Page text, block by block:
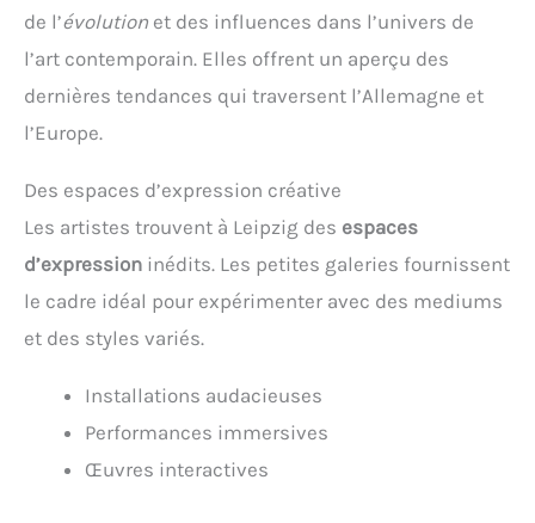
de l’évolution et des influences dans l’univers de
l’art contemporain. Elles offrent un aperçu des
dernières tendances qui traversent l’Allemagne et
l’Europe.
Des espaces d’expression créative
Les artistes trouvent à Leipzig des espaces
d’expression inédits. Les petites galeries fournissent
le cadre idéal pour expérimenter avec des mediums
et des styles variés.
Installations audacieuses
Performances immersives
Œuvres interactives